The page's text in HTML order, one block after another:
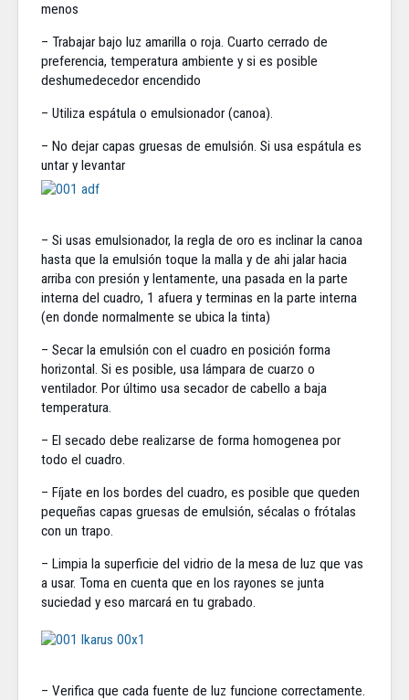
menos
– Trabajar bajo luz amarilla o roja. Cuarto cerrado de
preferencia, temperatura ambiente y si es posible
deshumedecedor encendido
– Utiliza espátula o emulsionador (canoa).
– No dejar capas gruesas de emulsión. Si usa espátula es
untar y levantar
– Si usas emulsionador, la regla de oro es inclinar la canoa
hasta que la emulsión toque la malla y de ahi jalar hacia
arriba con presión y lentamente, una pasada en la parte
interna del cuadro, 1 afuera y terminas en la parte interna
(en donde normalmente se ubica la tinta)
– Secar la emulsión con el cuadro en posición forma
horizontal. Si es posible, usa lámpara de cuarzo o
ventilador. Por último usa secador de cabello a baja
temperatura.
– El secado debe realizarse de forma homogenea por
todo el cuadro.
– Fíjate en los bordes del cuadro, es posible que queden
pequeñas capas gruesas de emulsión, sécalas o frótalas
con un trapo.
– Limpia la superficie del vidrio de la mesa de luz que vas
a usar. Toma en cuenta que en los rayones se junta
suciedad y eso marcará en tu grabado.
– Verifica que cada fuente de luz funcione correctamente.